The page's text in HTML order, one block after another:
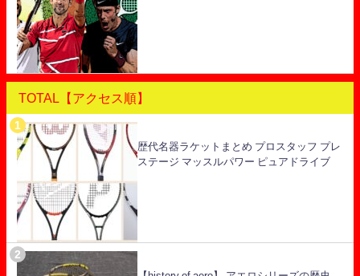
TOTAL【アクセス順】
歴代名器ラケットまとめ プロスタッフ プレ
ステージ マッスルパワー ピュアドライブ